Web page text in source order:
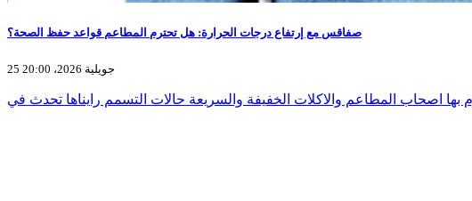
صفاقس مع إرتفاع درجات الحرارة: هل تحترم المطاعم قواعد حفظ الصحة؟
25 جويلية 2026، 20:00